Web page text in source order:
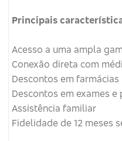
Principais
Acesso a uma ampla
Conexão direta com
Descontos em farmácias
Descontos em exames
Assistência familiar
Fidelidade de 12 meses